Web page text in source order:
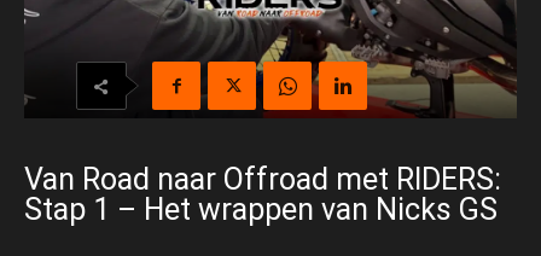
Van Road naar Offroad met RIDERS:
Stap 1 – Het wrappen van Nicks GS